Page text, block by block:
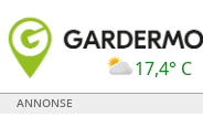
17,4° C